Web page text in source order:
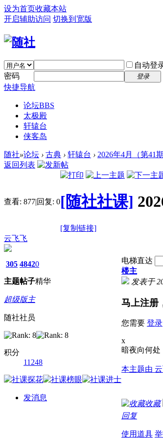
设为首页收藏本站
开启辅助访问 切换到宽版
自动登
密码
登录
快捷导航
论坛BBS
太极殿
轩辕台
侠客岛
随社»论坛 › 古典 › 轩辕台 › 2026年4月（第41
返回列表
查看: 877|回复: 0[随社社课]
[复制链接]
云飞飞
305
主题
4842
帖子
0
精华
超级版主
随社社员
积分
11248
发消息
电梯直达
楼主
发表于
马上注册
您需要 登录
x
暗夜向何处
本主题由
收藏
回复
使用道具